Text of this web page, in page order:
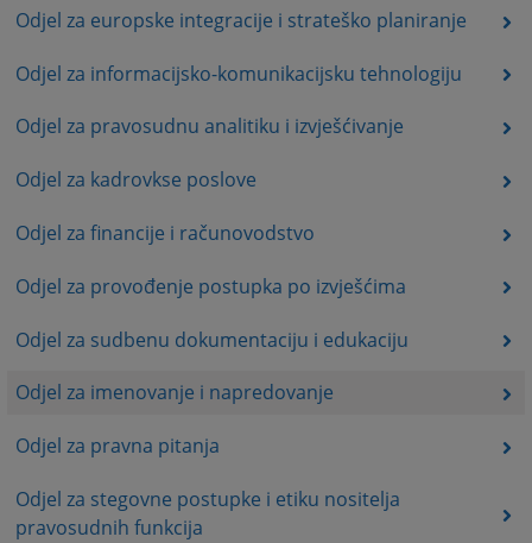
Odjel za europske integracije i strateško planiranje
Odjel za informacijsko-komunikacijsku tehnologiju
Odjel za pravosudnu analitiku i izvješćivanje
Odjel za kadrovkse poslove
Odjel za financije i računovodstvo
Odjel za provođenje postupka po izvješćima
Odjel za sudbenu dokumentaciju i edukaciju
Odjel za imenovanje i napredovanje
Odjel za pravna pitanja
Odjel za stegovne postupke i etiku nositelja
pravosudnih funkcija